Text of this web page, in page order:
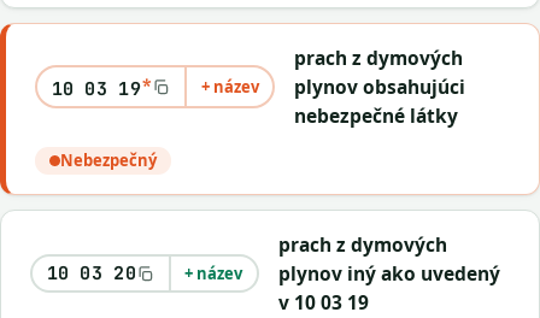
10 03 19* + název
prach z dymových
plynov obsahujúci
nebezpečné látky
Nebezpečný
10 03 20 + název
prach z dymových
plynov iný ako uvedený
v 10 03 19